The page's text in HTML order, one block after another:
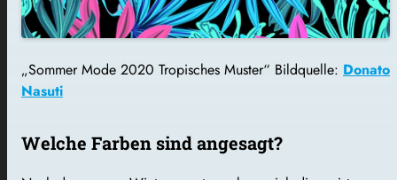
„Sommer Mode 2020 Tropisches Muster“ Bildquelle: Donato
Nasuti
Welche Farben sind angesagt?